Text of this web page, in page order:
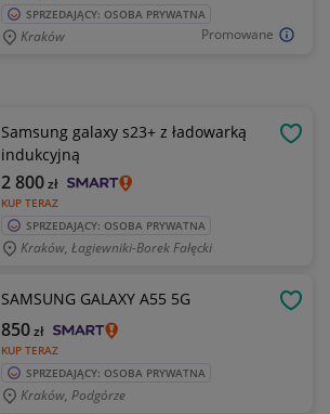
Promowane
SPRZEDAJĄCY: OSOBA PRYWATNA
Kraków
Samsung galaxy s23+ z ładowarką
indukcyjną
KUP TERAZ
2 800zł
SPRZEDAJĄCY: OSOBA PRYWATNA
Kraków, Łagiewniki-Borek Fałęcki
SAMSUNG GALAXY A55 5G
KUP TERAZ
850zł
SPRZEDAJĄCY: OSOBA PRYWATNA
Kraków, Podgórze